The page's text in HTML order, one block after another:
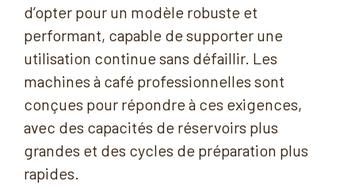
d’opter pour un modèle robuste et
performant, capable de supporter une
utilisation continue sans défaillir. Les
machines à café professionnelles sont
conçues pour répondre à ces exigences,
avec des capacités de réservoirs plus
grandes et des cycles de préparation plus
rapides.